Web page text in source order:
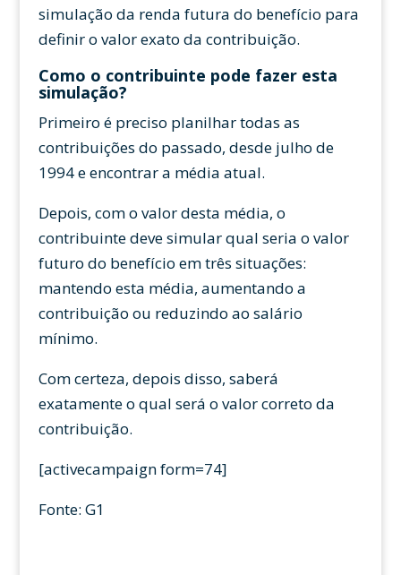
simulação da renda futura do benefício para
definir o valor exato da contribuição.
Como o contribuinte pode fazer esta
simulação?
Primeiro é preciso planilhar todas as
contribuições do passado, desde julho de
1994 e encontrar a média atual.
Depois, com o valor desta média, o
contribuinte deve simular qual seria o valor
futuro do benefício em três situações:
mantendo esta média, aumentando a
contribuição ou reduzindo ao salário
mínimo.
Com certeza, depois disso, saberá
exatamente o qual será o valor correto da
contribuição.
[activecampaign form=74]
Fonte: G1